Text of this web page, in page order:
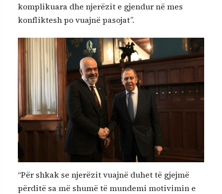
komplikuara dhe njerëzit e gjendur në mes
konfliktesh po vuajnë pasojat”.
“Për shkak se njerëzit vuajnë duhet të gjejmë
përditë sa më shumë të mundemi motivimin e